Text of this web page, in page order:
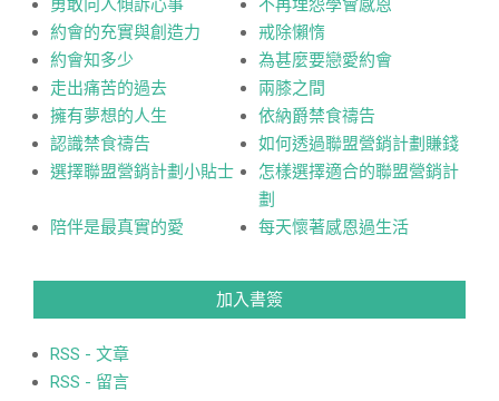
勇敢向人傾訴心事
不再埋怨學會感恩
約會的充實與創造力
戒除懶惰
約會知多少
為甚麼要戀愛約會
走出痛苦的過去
兩膝之間
擁有夢想的人生
依納爵禁食禱告
認識禁食禱告
如何透過聯盟營銷計劃賺錢
選擇聯盟營銷計劃小貼士
怎樣選擇適合的聯盟營銷計
劃
陪伴是最真實的愛
每天懷著感恩過生活
加入書簽
RSS - 文章
RSS - 留言